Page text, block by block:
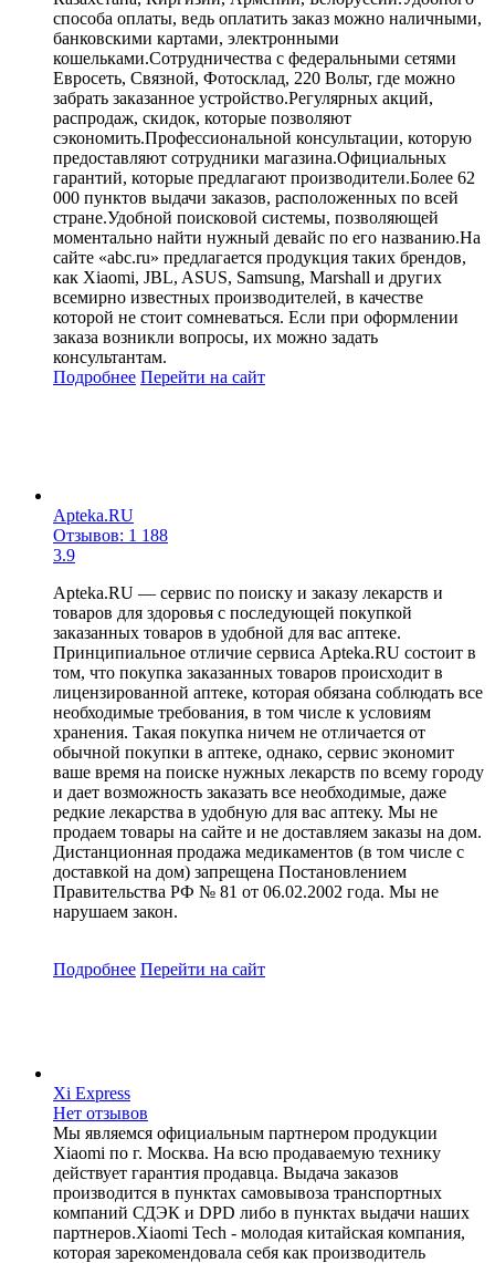
способа оплаты, ведь оплатить заказ можно наличными,
банковскими картами, электронными
кошельками.Сотрудничества с федеральными сетями
Евросеть, Связной, Фотосклад, 220 Вольт, где можно
забрать заказанное устройство.Регулярных акций,
распродаж, скидок, которые позволяют
сэкономить.Профессиональной консультации, которую
предоставляют сотрудники магазина.Официальных
гарантий, которые предлагают производители.Более 62
000 пунктов выдачи заказов, расположенных по всей
стране.Удобной поисковой системы, позволяющей
моментально найти нужный девайс по его названию.На
сайте «abc.ru» предлагается продукция таких брендов,
как Xiaomi, JBL, ASUS, Samsung, Marshall и других
всемирно известных производителей, в качестве
которой не стоит сомневаться. Если при оформлении
заказа возникли вопросы, их можно задать
консультантам.
Подробнее Перейти на сайт
Apteka.RU
Отзывов: 1 188
3.9
Apteka.RU — сервис по поиску и заказу лекарств и
товаров для здоровья с последующей покупкой
заказанных товаров в удобной для вас аптеке.
Принципиальное отличие сервиса Apteka.RU состоит в
том, что покупка заказанных товаров происходит в
лицензированной аптеке, которая обязана соблюдать все
необходимые требования, в том числе к условиям
хранения. Такая покупка ничем не отличается от
обычной покупки в аптеке, однако, сервис экономит
ваше время на поиске нужных лекарств по всему городу
и дает возможность заказать все необходимые, даже
редкие лекарства в удобную для вас аптеку. Мы не
продаем товары на сайте и не доставляем заказы на дом.
Дистанционная продажа медикаментов (в том числе с
доставкой на дом) запрещена Постановлением
Правительства РФ № 81 от 06.02.2002 года. Мы не
нарушаем закон.
Подробнее Перейти на сайт
Xi Express
Нет отзывов
Мы являемся официальным партнером продукции
Xiaomi по г. Москва. На всю продаваемую технику
действует гарантия продавца. Выдача заказов
производится в пунктах самовывоза транспортных
компаний СДЭК и DPD либо в пунктах выдачи наших
партнеров.Xiaomi Tech - молодая китайская компания,
которая зарекомендовала себя как производитель